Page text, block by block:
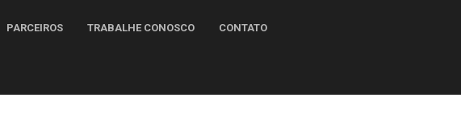
PARCEIROS TRABALHE CONOSCO CONTATO